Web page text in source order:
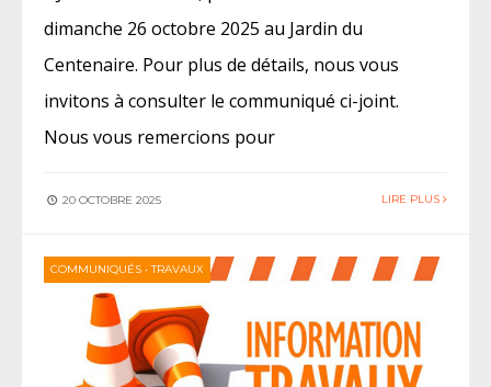
dimanche 26 octobre 2025 au Jardin du
Centenaire. Pour plus de détails, nous vous
invitons à consulter le communiqué ci-joint.
Nous vous remercions pour
20 OCTOBRE 2025 LIRE PLUS
COMMUNIQUÉS •TRAVAUX